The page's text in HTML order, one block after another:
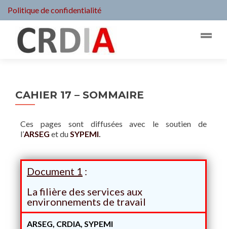
Politique de confidentialité
CAHIER 17 – SOMMAIRE
Ces pages sont diffusées avec le soutien de
l’ARSEG et duSYPEMI.
Document 1 :
La filière des services aux
environnements de travail
ARSEG, CRDIA, SYPEMI